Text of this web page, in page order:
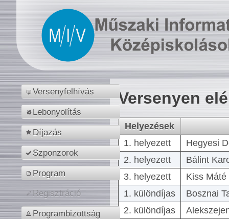
Versenyfelhívás
Lebonyolítás
Díjazás
Szponzorok
Program
Regisztráció
Programbizottság
Versenyen
Helyezések
1. helyezett
Hegyesi
2. helyezett
Bálint
3. helyezett
Kiss
1. különdíjas
Bosznai
2. különdíjas